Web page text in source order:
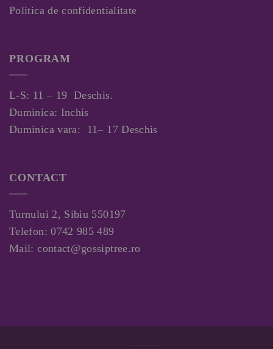
Politica de confidentialitate
PROGRAM
L-S: 11 – 19 Deschis.
Duminica: Inchis
Duminica vara: 11– 17 Deschis
CONTACT
Turnului 2, Sibiu 550197
Telefon:0742 985 489
Mail:contact@gossiptree.ro